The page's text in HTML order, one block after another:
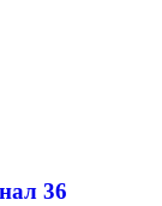
36